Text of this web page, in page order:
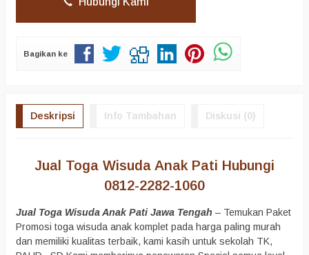
Bagikan ke
Deskripsi Info Tambahan Diskusi (0)
Jual Toga Wisuda Anak Pati Hubungi
0812-2282-1060
Jual Toga Wisuda Anak Pati Jawa Tengah – Temukan Paket
Promosi toga wisuda anak komplet pada harga paling murah
dan memiliki kualitas terbaik, kami kasih untuk sekolah TK,